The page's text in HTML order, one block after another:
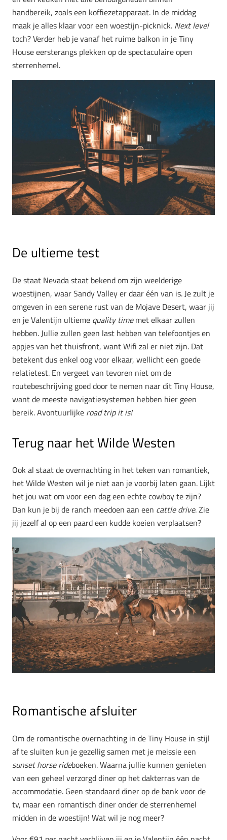
handbereik, zoals een koffiezetapparaat. In de middag
maak je alles klaar voor een woestijn-picknick. Next level
toch? Verder heb je vanaf het ruime balkon in je Tiny
House eersterangs plekken op de spectaculaire open
sterrenhemel.
De ultieme test
De staat Nevada staat bekend om zijn weelderige
woestijnen, waar Sandy Valley er daar één van is. Je zult je
omgeven in een serene rust van de Mojave Desert, waar jij
en je Valentijn ultieme quality timemet elkaar zullen
hebben. Jullie zullen geen last hebben van telefoontjes en
appjes van het thuisfront, want Wifi zal er niet zijn. Dat
betekent dus enkel oog voor elkaar, wellicht een goede
relatietest. En vergeet van tevoren niet om de
routebeschrijving goed door te nemen naar dit Tiny House,
want de meeste navigatiesystemen hebben hier geen
bereik. Avontuurlijke road trip it is!
Terug naar het Wilde Westen
Ook al staat de overnachting in het teken van romantiek,
het Wilde Westen wil je niet aan je voorbij laten gaan. Lijkt
het jou wat om voor een dag een echte cowboy te zijn?
Dan kun je bij de ranch meedoen aan een cattle drive. Zie
jij jezelf al op een paard een kudde koeien verplaatsen?
Romantische afsluiter
Om de romantische overnachting in de Tiny House in stijl
af te sluiten kun je gezellig samen met je meissie een
sunset horse rideboeken. Waarna jullie kunnen genieten
van een geheel verzorgd diner op het dakterras van de
accommodatie. Geen standaard diner op de bank voor de
tv, maar een romantisch diner onder de sterrenhemel
midden in de woestijn! Wat wil je nog meer?